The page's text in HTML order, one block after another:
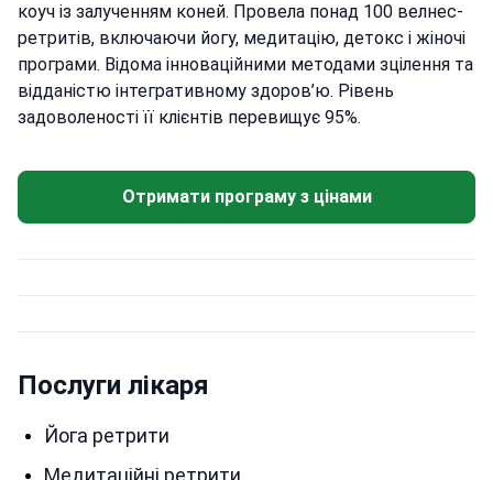
коуч із залученням коней. Провела понад 100 велнес-
ретритів, включаючи йогу, медитацію, детокс і жіночі
програми. Відома інноваційними методами зцілення та
відданістю інтегративному здоров’ю. Рівень
задоволеності її клієнтів перевищує 95%.
Отримати програму з цінами
Послуги лікаря
Йога ретрити
Медитаційні ретрити